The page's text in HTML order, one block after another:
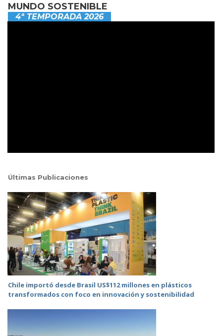
MUNDO SOSTENIBLE
4ª TEMPORADA 2026
Últimas Publicaciones
Chile importó desde Brasil US$112 millones en plásticos
transformados con foco en innovación y sostenibilidad